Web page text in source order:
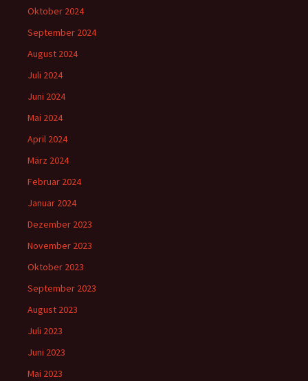
Oktober 2024
September 2024
August 2024
Juli 2024
Juni 2024
Mai 2024
April 2024
März 2024
Februar 2024
Januar 2024
Dezember 2023
November 2023
Oktober 2023
September 2023
August 2023
Juli 2023
Juni 2023
Mai 2023